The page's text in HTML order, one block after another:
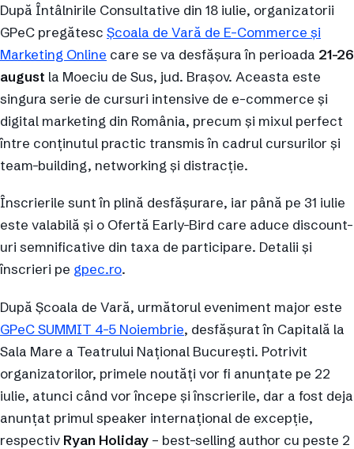
După Întâlnirile Consultative din 18 iulie, organizatorii
GPeC pregătesc Școala de Vară de E-Commerce și
Marketing Online care se va desfășura în perioada 21-26
august la Moeciu de Sus, jud. Brașov. Aceasta este
singura serie de cursuri intensive de e-commerce și
digital marketing din România, precum și mixul perfect
între conținutul practic transmis în cadrul cursurilor și
team-building, networking și distracție.
Înscrierile sunt în plină desfășurare, iar până pe 31 iulie
este valabilă și o Ofertă Early-Bird care aduce discount-
uri semnificative din taxa de participare. Detalii și
înscrieri pe gpec.ro.
După Școala de Vară, următorul eveniment major este
GPeC SUMMIT 4-5 Noiembrie, desfășurat în Capitală la
Sala Mare a Teatrului Național București. Potrivit
organizatorilor, primele noutăți vor fi anunțate pe 22
iulie, atunci când vor începe și înscrierile, dar a fost deja
anunțat primul speaker internațional de excepție,
respectiv Ryan Holiday – best-selling author cu peste 2